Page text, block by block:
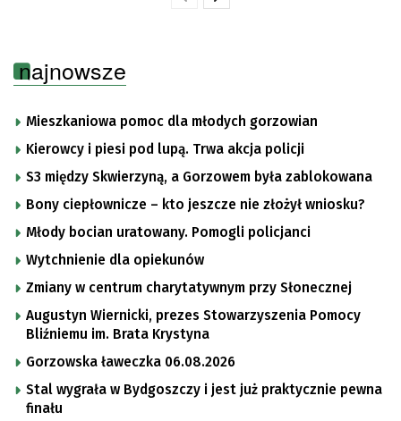
najnowsze
Mieszkaniowa pomoc dla młodych gorzowian
Kierowcy i piesi pod lupą. Trwa akcja policji
S3 między Skwierzyną, a Gorzowem była zablokowana
Bony ciepłownicze – kto jeszcze nie złożył wniosku?
Młody bocian uratowany. Pomogli policjanci
Wytchnienie dla opiekunów
Zmiany w centrum charytatywnym przy Słonecznej
Augustyn Wiernicki, prezes Stowarzyszenia Pomocy
Bliźniemu im. Brata Krystyna
Gorzowska ławeczka 06.08.2026
Stal wygrała w Bydgoszczy i jest już praktycznie pewna
finału